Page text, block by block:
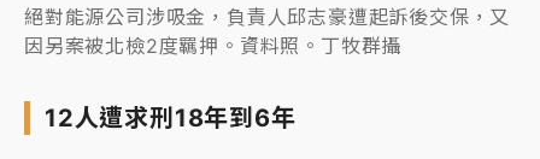
絕對能源公司涉吸金，負責人邱志豪遭起訴後交保，又
因另案被北檢2度羈押。資料照。丁牧群攝
12人遭求刑18年到6年